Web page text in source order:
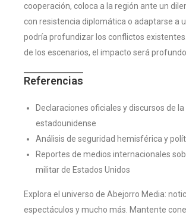
cooperación, coloca a la región ante un
con resistencia diplomática o adaptarse a
podría profundizar los conflictos
de los escenarios, el impacto será
Referencias
Declaraciones oficiales y discursos de
estadounidense
Análisis de seguridad hemisférica y
Reportes de medios internacionales
militar de Estados Unidos
Explora el universo de Abejorro Media:
espectáculos y mucho más. Mantente